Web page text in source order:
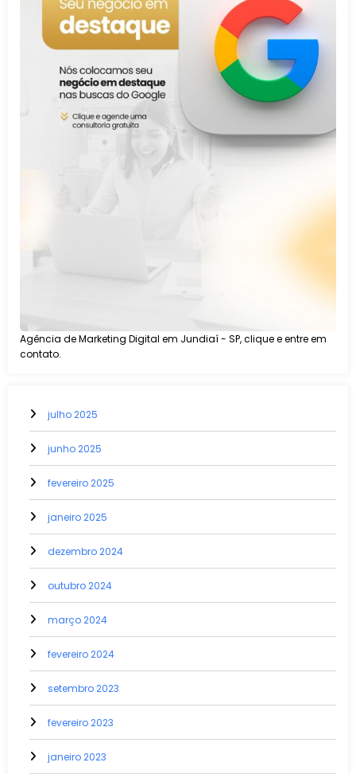
Agência de Marketing Digital em Jundiaí - SP, clique e entre em
contato.
julho 2025
junho 2025
fevereiro 2025
janeiro 2025
dezembro 2024
outubro 2024
março 2024
fevereiro 2024
setembro 2023
fevereiro 2023
janeiro 2023